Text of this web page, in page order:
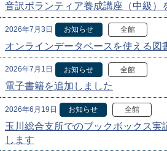
音訳ボランティア養成講座（中級）
2026年7月3日 お知らせ 全館
オンラインデータベースを使える図
2026年7月1日 お知らせ 全館
電子書籍を追加しました
2026年6月19日 お知らせ 全館
玉川総合支所でのブックボックス実
します